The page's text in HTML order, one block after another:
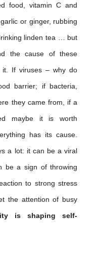
food, vitamin C and
or ginger, rubbing
linden tea … but
the cause of these
it. If viruses – why do
barrier; if bacteria,
they came from, if a
maybe it is worth
has its cause.
a lot: it can be a viral
be a sign of throwing
to strong stress
the attention of busy
is shaping self-